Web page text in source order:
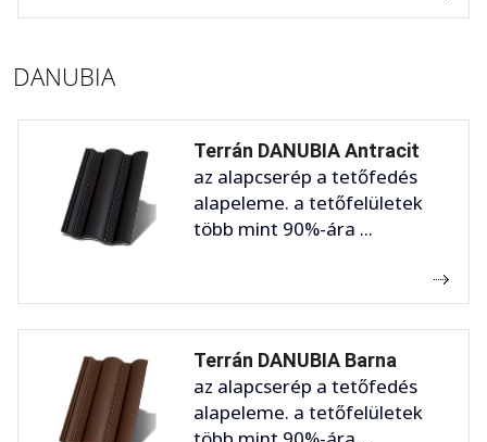
DANUBIA
Terrán DANUBIA Antracit
az alapcserép a tetőfedés
alapeleme. a tetőfelületek
több mint 90%-ára ...
Terrán DANUBIA Barna
az alapcserép a tetőfedés
alapeleme. a tetőfelületek